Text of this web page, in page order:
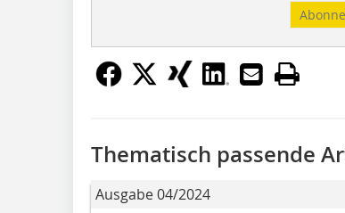
Thematisch passende
Ausgabe 04/2024